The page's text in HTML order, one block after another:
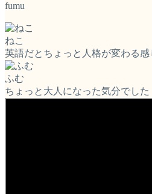
fumu
ねこ
英語だとちょっと人格が変わる
ふむ
ちょっと大人になった気分でした